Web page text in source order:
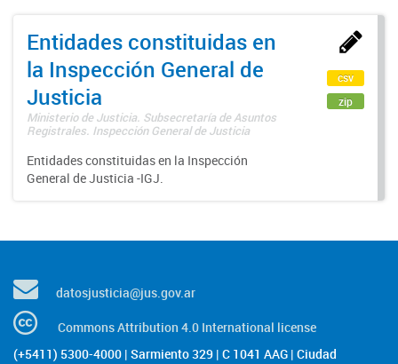
Entidades constituidas en
la Inspección General de
Justicia
Ministerio de Justicia. Subsecretaría de Asuntos
Registrales. Inspección General de Justicia
Entidades constituidas en la Inspección
General de Justicia -IGJ.
csv
zip
datosjusticia@jus.gov.ar
Commons Attribution 4.0 International license
(+5411) 5300-4000 | Sarmiento 329 | C 1041 AAG | Ciudad